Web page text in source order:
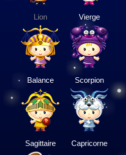
Lion Vierge
Balance Scorpion
Sagittaire Capricorne